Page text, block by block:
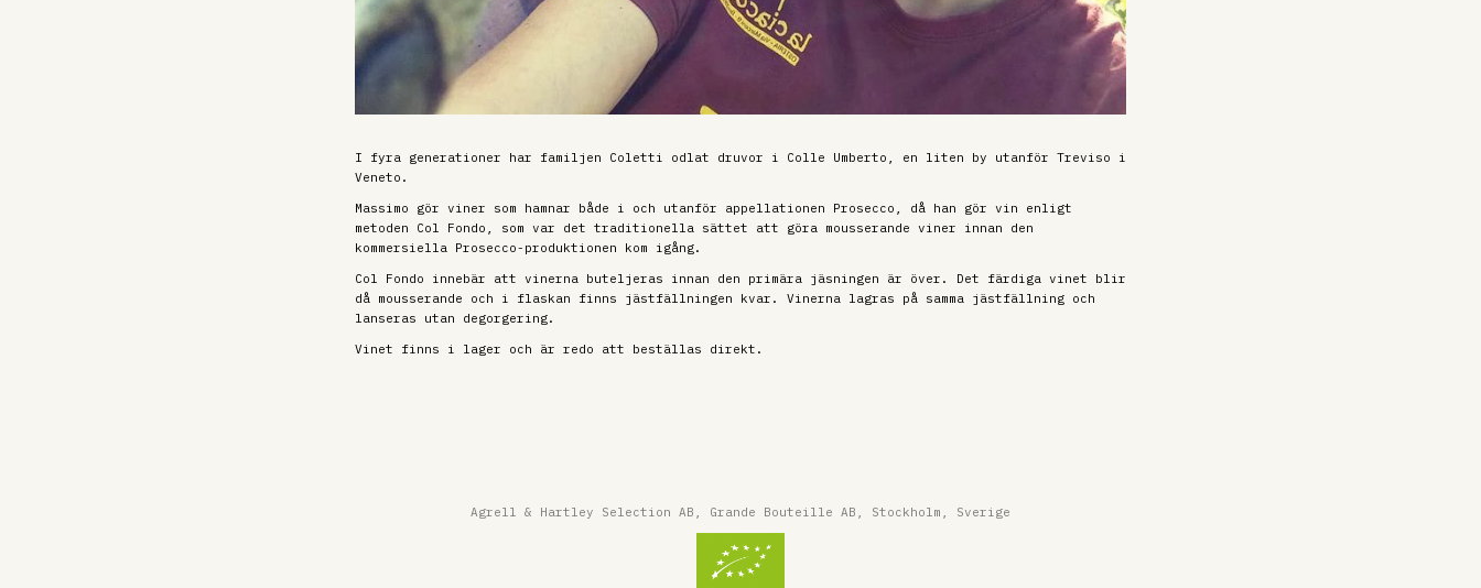
I fyra generationer har familjen Coletti odlat druvor i Colle Umberto, en liten by utanför Treviso i
Veneto.
Massimo gör viner som hamnar både i och utanför appellationen Prosecco, då han gör vin enligt
metoden Col Fondo, som var det traditionella sättet att göra mousserande viner innan den
kommersiella Prosecco-produktionen kom igång.
Col Fondo innebär att vinerna buteljeras innan den primära jäsningen är över. Det färdiga vinet blir
då mousserande och i flaskan finns jästfällningen kvar. Vinerna lagras på samma jästfällning och
lanseras utan degorgering.
Vinet finns i lager och är redo att beställas direkt.
Agrell & Hartley Selection AB, Grande Bouteille AB, Stockholm, Sverige